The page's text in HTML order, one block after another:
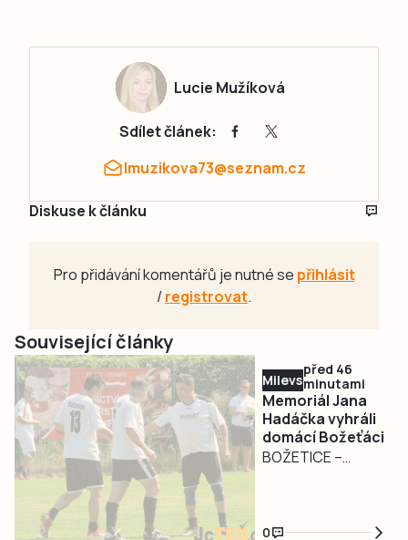
Lucie Mužíková
Sdílet článek:
lmuzikova73@seznam.cz
Diskuse k článku
Pro přidávání komentářů je nutné se přihlásit
/registrovat.
Související články
Milevsko
před 46
minutami
Memoriál Jana
Hadáčka vyhráli
domácí Božeťáci
BOŽETICE –
domácí Božeťáci!
0